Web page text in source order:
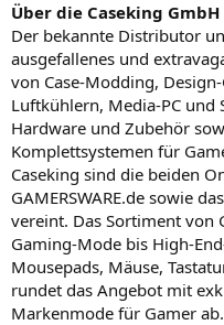
Über die Caseking GmbH
Der bekannte Distributor
ausgefallenes und
von Case-Modding,
Luftkühlern, Media-PC und
Hardware und Zubehör
Komplettsystemen für
Caseking sind die beiden
GAMERSWARE.de sowie
vereint. Das Sortiment von
Gaming-Mode bis High-
Mousepads, Mäuse,
rundet das Angebot mit
Markenmode für Gamer ab.